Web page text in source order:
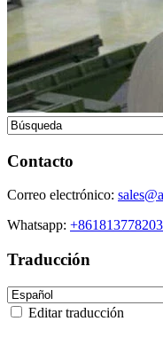
Contacto
Correo electrónico:
Whatsapp:
Traducción
Editar traducción